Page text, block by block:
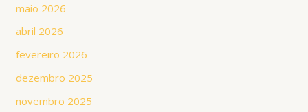
maio 2026
abril 2026
fevereiro 2026
dezembro 2025
novembro 2025